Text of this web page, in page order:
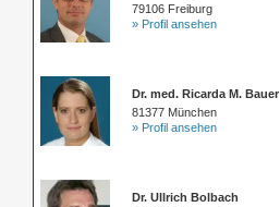
79106 Freiburg
» Profil ansehen
Dr. med. Ricarda M. Bauer
81377 München
» Profil ansehen
Dr. Ullrich Bolbach